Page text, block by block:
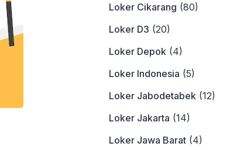
Loker Cikarang (80)
Loker D3 (20)
Loker Depok (4)
Loker Indonesia (5)
Loker Jabodetabek (12)
Loker Jakarta (14)
Loker Jawa Barat (4)